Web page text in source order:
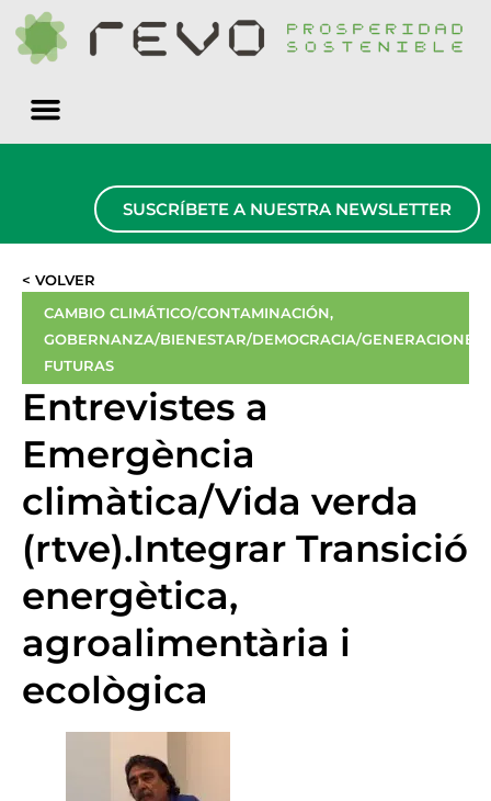
SUSCRÍBETE A NUESTRA NEWSLETTER
< VOLVER
CAMBIO CLIMÁTICO/CONTAMINACIÓN,
GOBERNANZA/BIENESTAR/DEMOCRACIA/GENERACIONES
FUTURAS
Entrevistes a
Emergència
climàtica/Vida verda
(rtve).Integrar Transició
energètica,
agroalimentària i
ecològica